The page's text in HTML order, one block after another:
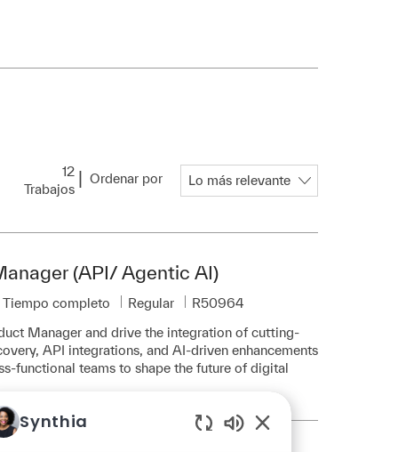
12
Trabajos
Ordenar por
(API/ Agentic AI)
Tiempo completo Regular Id. de trabajo
R50964
Manager and drive the integration of cutting-
API integrations, and AI-driven enhancements
functional teams to shape the future of digital
Synthia